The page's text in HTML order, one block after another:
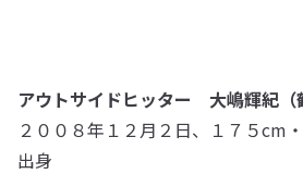
アウトサイドヒッター 大嶋輝紀（
２００８年１２月２日、１７５cm
出身